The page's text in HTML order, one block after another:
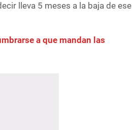
lleva 5 meses a la baja de ese
a que mandan las